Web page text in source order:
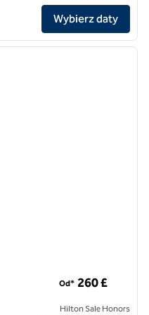
by Hilton London – Chelsea
Wybierz daty
1/10
Od* 260 £
Hilton Sale Honors